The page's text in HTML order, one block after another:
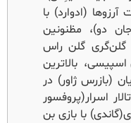
(ادوارد) با
دو)، مظنونین
گلن‌گری گلن راس
بالاترین
(بازرس ژاور) در
اسرار(پروفسور
با بازی بن